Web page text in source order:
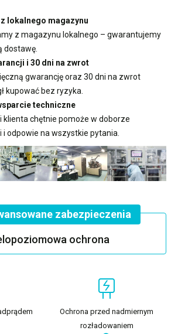
z lokalnego magazynu
z magazynu lokalnego – gwarantujemy
dostawę.
i 30 dni na zwrot
gwarancję oraz 30 dni na zwrot
kupować bez ryzyka.
techniczne
klienta chętnie pomoże w doborze
odpowie na wszystkie pytania.
zabezpieczenia
ochrona
Ochrona przed nadmiernym
rozładowaniem